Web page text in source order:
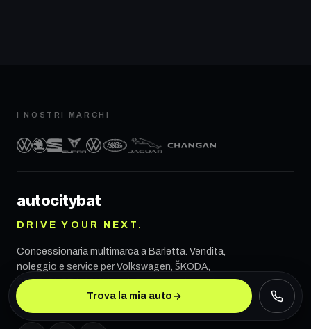
Trova la mia auto
I NOSTRI MARCHI
autocitybat
DRIVE YOUR NEXT.
Concessionaria multimarca a Barletta . Vendita,
noleggio e service per Volkswagen, ŠKODA,
SEAT, CUPRA, VW Veicoli Commerciali, Land
Rover, Jaguar e CHANGAN.